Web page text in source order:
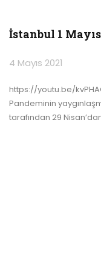
İstanbul 1
4 Mayıs 2021
https://youtu.be/
Pandeminin
tarafından 29